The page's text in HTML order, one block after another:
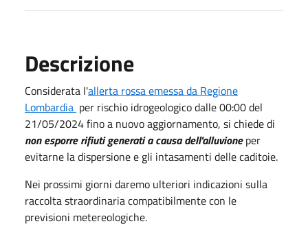
Descrizione
Considerata l'allerta rossa emessa da Regione
Lombardia per rischio idrogeologico dalle 00:00 del
21/05/2024 fino a nuovo aggiornamento, si chiede di
non esporre rifiuti generati a causa dell'alluvioneper
evitarne la dispersione e gli intasamenti delle caditoie.
Nei prossimi giorni daremo ulteriori indicazioni sulla
raccolta straordinaria compatibilmente con le
previsioni metereologiche.